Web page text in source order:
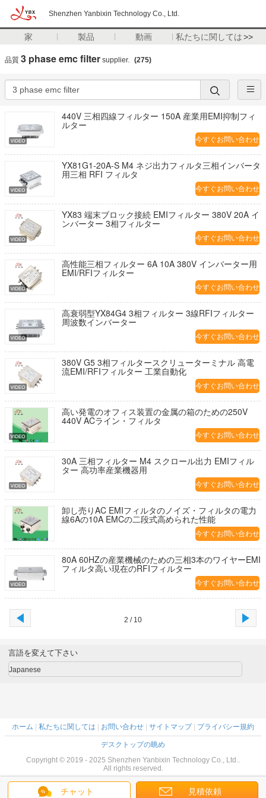
Shenzhen Yanbixin Technology Co., Ltd.
家 製品 動画 私たちに関しては>>
品質 3 phase emc filter supplier. (275)
440V 三相四線フィルター 150A 産業用EMI抑制フィ
ルター
今すぐお問い合わせ
YX81G1-20A-S M4 ネジ出力フィルタ三相インバータ
用三相 RFI フィルタ
今すぐお問い合わせ
YX83 端末ブロック接続 EMIフィルター 380V 20A イ
ンバーター 3相フィルター
今すぐお問い合わせ
高性能三相フィルター 6A 10A 380V インバーター用
EMI/RFIフィルター
今すぐお問い合わせ
高衰弱型YX84G4 3相フィルター 3線RFIフィルター
周波数インバーター
今すぐお問い合わせ
380V G5 3相フィルタースクリューターミナル 高電
流EMI/RFIフィルター 工業自動化
今すぐお問い合わせ
高い発電のオフィス装置の金属の箱のための250V
440V ACライン・フィルタ
今すぐお問い合わせ
30A 三相フィルター M4 スクロール出力 EMIフィル
ター 高功率産業機器用
今すぐお問い合わせ
卸し売りAC EMIフィルタのノイズ・フィルタの電力
線6Aの10A EMCの二段式高められた性能
今すぐお問い合わせ
80A 60HZの産業機械のための三相3本のワイヤーEMI
フィルタ高い現在のRFIフィルター
今すぐお問い合わせ
2 / 10
チャット 見積依頼
言語を変えて下さい
Japanese
ホーム 私たちに関しては お問い合わせ サイトマップ| プライバシー規約
デスクトップの眺め
Copyright © 2019 - 2025 Shenzhen Yanbixin Technology Co., Ltd..
All rights reserved.